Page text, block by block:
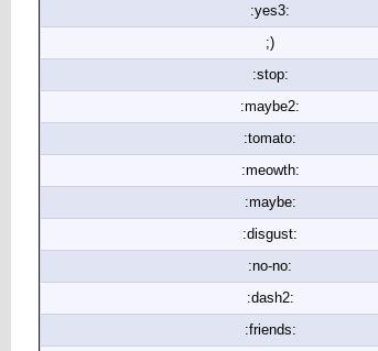
:yes3:
;)
:stop:
:maybe2:
:tomato:
:meowth:
:maybe:
:disgust:
:no-no:
:dash2:
:friends: